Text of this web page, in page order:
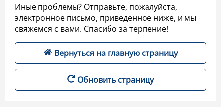
Иные проблемы? Отправьте, пожалуйста,
электронное письмо, приведенное ниже, и мы
свяжемся с вами. Спасибо за терпение!
Вернуться на главную страницу
Обновить страницу